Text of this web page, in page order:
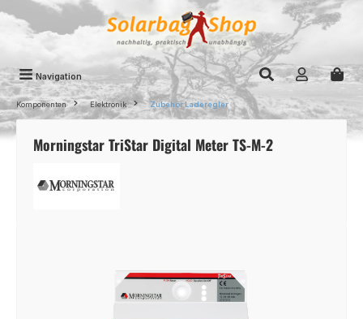
Zum Hauptinhalt springen
Navigation
Komponenten Elektronik Zubehör Laderegler
Morningstar TriStar Digital Meter TS-M-2